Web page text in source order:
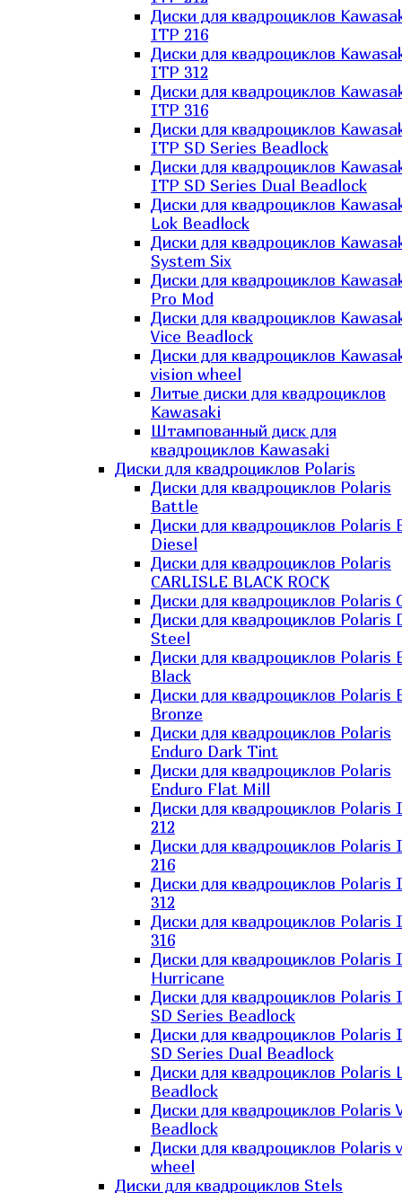
Диски для квадроциклов
ITP 216
Диски для квадроциклов
ITP 312
Диски для квадроциклов
ITP 316
Диски для квадроциклов
ITP SD Series Beadlock
Диски для квадроциклов
ITP SD Series Dual Beadlock
Диски для квадроциклов
Lok Beadlock
Диски для квадроциклов
System Six
Диски для квадроциклов
Pro Mod
Диски для квадроциклов
Vice Beadlock
Диски для квадроциклов
vision wheel
Литые диски для квадроциклов
Kawasaki​
Штампованный диск для
квадроциклов Kawasaki​
Диски для квадроциклов Polaris
Диски для квадроциклов Polaris
Battle
Диски для квадроциклов Polaris
Diesel
Диски для квадроциклов Polaris
CARLISLE BLACK ROCK
Диски для квадроциклов Polaris
Диски для квадроциклов Polaris
Steel
Диски для квадроциклов Polaris
Black
Диски для квадроциклов Polaris
Bronze
Диски для квадроциклов Polaris
Enduro Dark Tint
Диски для квадроциклов Polaris
Enduro Flat Mill
Диски для квадроциклов Polaris
212
Диски для квадроциклов Polaris
216
Диски для квадроциклов Polaris
312
Диски для квадроциклов Polaris
316
Диски для квадроциклов Polaris
Hurricane
Диски для квадроциклов Polaris
SD Series Beadlock
Диски для квадроциклов Polaris
SD Series Dual Beadlock
Диски для квадроциклов Polaris
Beadlock
Диски для квадроциклов Polaris
Beadlock
Диски для квадроциклов Polaris
wheel
Диски для квадроциклов Stels